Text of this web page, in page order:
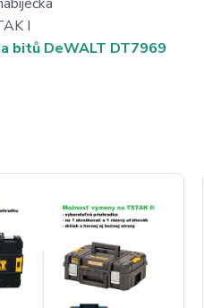
I
bitů DeWALT DT7969